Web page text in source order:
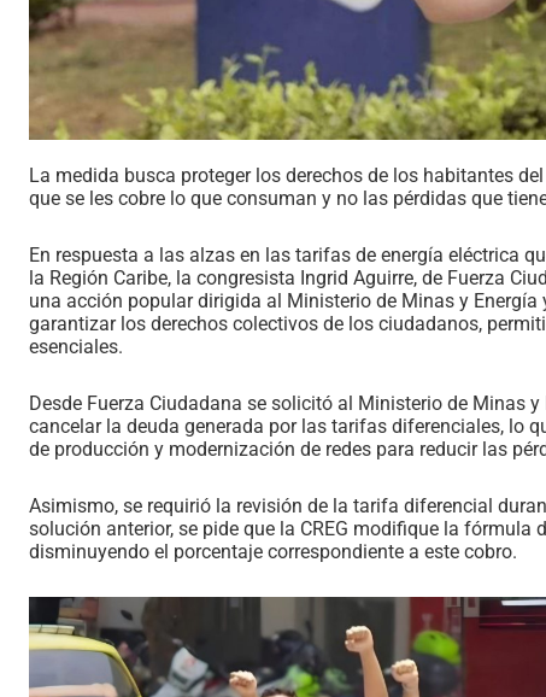
La medida busca proteger los derechos de los habitantes
que se les cobre lo que consuman y no las pérdidas que
En respuesta a las alzas en las tarifas de energía eléctrica
la Región Caribe, la congresista Ingrid Aguirre, de Fuerza
una acción popular dirigida al Ministerio de Minas y Energía
garantizar los derechos colectivos de los ciudadanos,
esenciales.
Desde Fuerza Ciudadana se solicitó al Ministerio de Minas
cancelar la deuda generada por las tarifas diferenciales, lo
de producción y modernización de redes para reducir las
Asimismo, se requirió la revisión de la tarifa diferencial
solución anterior, se pide que la CREG modifique la
disminuyendo el porcentaje correspondiente a este cobro.